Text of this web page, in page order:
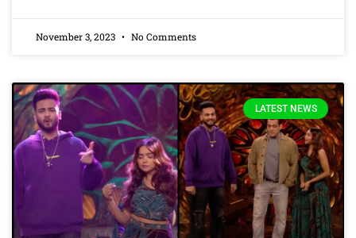
November 3, 2023 No Comments
LATEST NEWS